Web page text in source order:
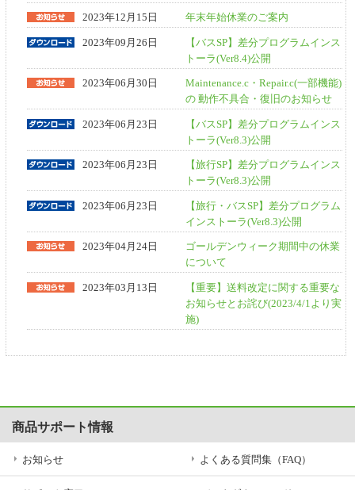
2023年12月15日 年末年始休業のご案内
2023年09月26日
【バスSP】差分プログラムインス
トーラ(Ver8.4)公開
2023年06月30日
Maintenance.c・Repair.c(一部機能)
の 動作不具合・復旧のお知らせ
2023年06月23日
【バスSP】差分プログラムインス
トーラ(Ver8.3)公開
2023年06月23日
【旅行SP】差分プログラムインス
トーラ(Ver8.3)公開
2023年06月23日
【旅行・バスSP】差分プログラム
インストーラ(Ver8.3)公開
2023年04月24日
ゴールデンウィーク期間中の休業
について
2023年03月13日
【重要】送料改定に関する重要な
お知らせとお詫び(2023/4/1より実
施)
商品サポート情報
お知らせ よくある質問集（FAQ）